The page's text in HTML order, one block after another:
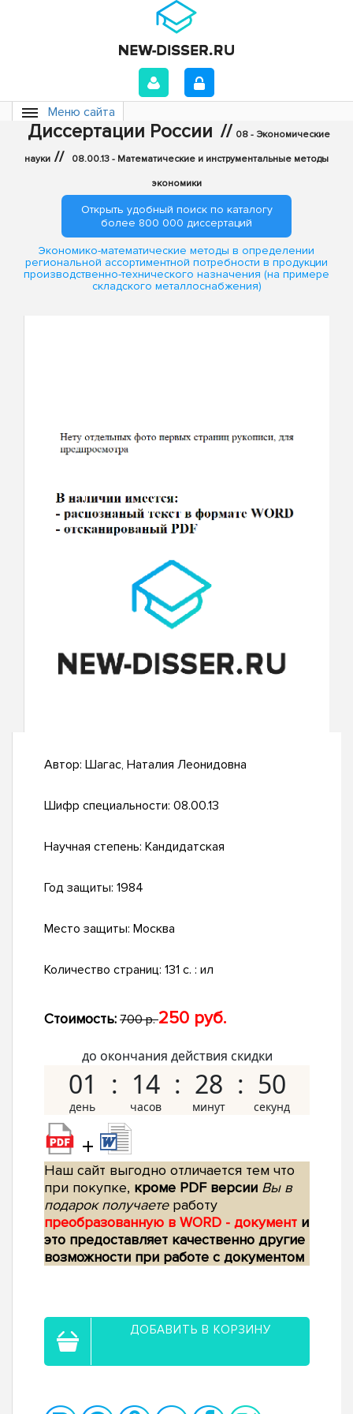
Меню сайта
Диссертации России // 08 - Экономические
науки // 08.00.13 - Математические и инструментальные методы
экономики
Открыть удобный поиск по каталогу
более 800 000 диссертаций
Экономико-математические методы в определении
региональной ассортиментной потребности в продукции
производственно-технического назначения (на примере
складского металлоснабжения)
Автор: Шагас, Наталия Леонидовна
Шифр специальности: 08.00.13
Научная степень: Кандидатская
Год защиты: 1984
Место защиты: Москва
Количество страниц: 131 c. : ил
Стоимость: 700 р.250 руб.
до окончания действия скидки
01 14 28 49
+
Наш сайт выгодно отличается тем что
при покупке, кроме PDF версии Вы в
подарок получаетеработу
преобразованную в WORD - документ и
это предоставляет качественно другие
возможности при работе с документом
ДОБАВИТЬ В КОРЗИНУ